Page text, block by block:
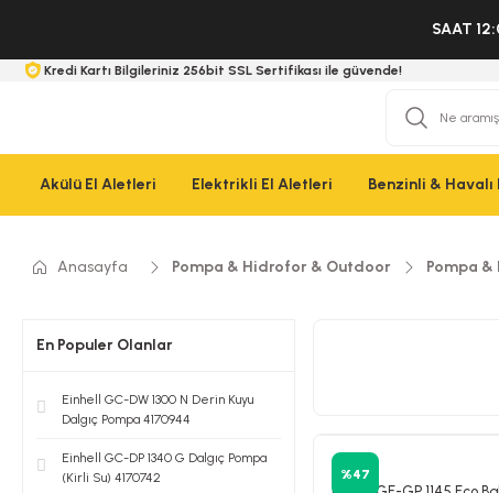
SAAT
Kredi Kartı Bilgileriniz 256bit SSL Sertifikası ile güvende!
Akülü El Aletleri Elektrikli El Aletleri Benzinli &
Anasayfa Pompa & Hidrofor & Outdoor Pompa
En Populer Olanlar
Einhell GC-DW 1300 N Derin Kuyu
Dalgıç Pompa 4170944
Einhell GC-DP 1340 G Dalgıç Pompa
(Kirli Su) 4170742
%47
Einhell